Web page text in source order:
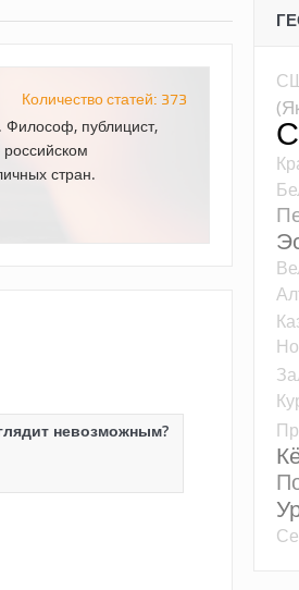
Количество статей: 373
Философ, публицист,
стран.
невозможным?